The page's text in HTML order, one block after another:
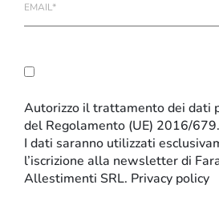
mail
Autorizzo il trattamento dei dati
del Regolamento (UE) 2016/679.
I dati saranno utilizzati
l’iscrizione alla newsletter di
Allestimenti SRL. Privacy policy